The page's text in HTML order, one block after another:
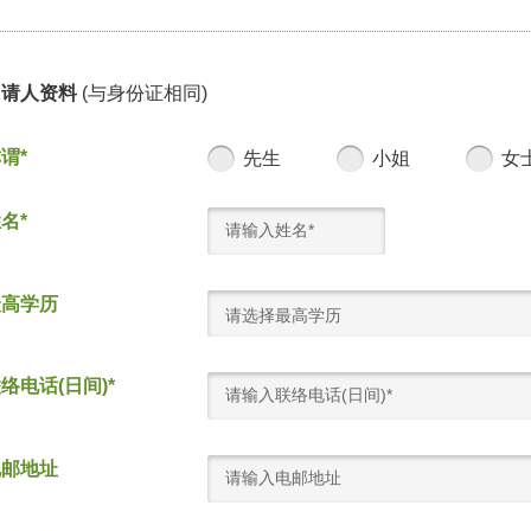
人资料 (与身份证相同)
* 先生 小姐 女
*
学历
请选择最高学历
电话(日间)*
地址